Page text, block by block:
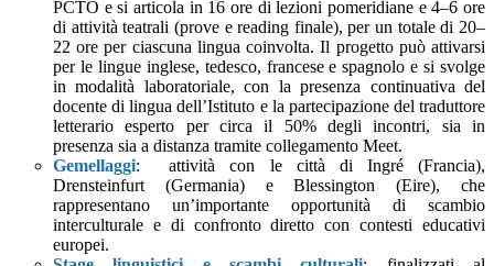
PCTO e si articola in 16 ore di lezioni pomeridiane e 4–6 ore
di attività teatrali (prove e reading finale), per un totale di 20–
22 ore per ciascuna lingua coinvolta. Il progetto può attivarsi
per le lingue inglese, tedesco, francese e spagnolo e si svolge
in modalità laboratoriale, con la presenza continuativa del
docente di lingua dell’Istituto e la partecipazione del traduttore
letterario esperto per circa il 50% degli incontri, sia in
presenza sia a distanza tramite collegamento Meet.
Gemellaggi: attività con le città di Ingré (Francia),
Drensteinfurt (Germania) e Blessington (Eire), che
rappresentano un’importante opportunità di scambio
interculturale e di confronto diretto con contesti educativi
europei.